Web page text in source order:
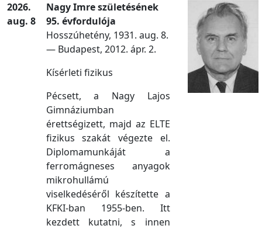
2026.
aug. 8
Nagy Imre születésének
95. évfordulója
Hosszúhetény, 1931. aug. 8.
— Budapest, 2012. ápr. 2.
Kísérleti fizikus
Pécsett, a Nagy Lajos
Gimnáziumban
érettségizett, majd az ELTE
fizikus szakát végezte el.
Diplomamunkáját a
ferromágneses anyagok
mikrohullámú
viselkedéséről készítette a
KFKI-ban 1955-ben. Itt
kezdett kutatni, s innen